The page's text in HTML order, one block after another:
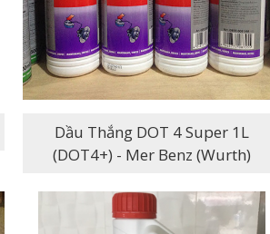
Dầu Thắng DOT 4 Super 1L
(DOT4+) - Mer Benz (Wurth)